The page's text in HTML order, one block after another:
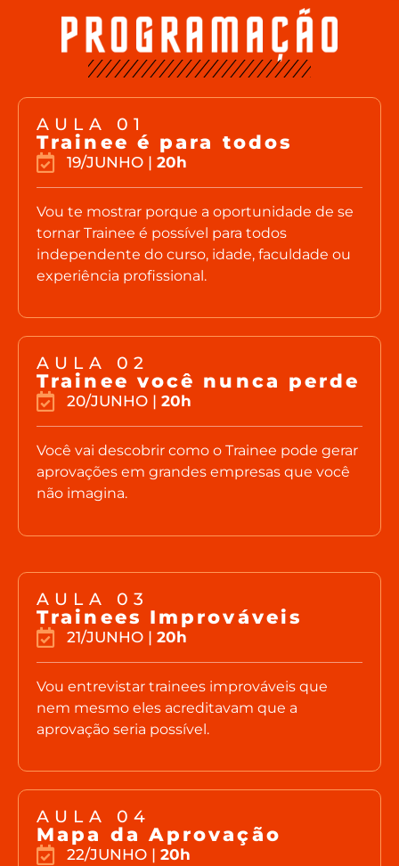
AULA 01
Trainee é para todos
19/JUNHO | 20h
Vou te mostrar porque a oportunidade de se
tornar Trainee é possível para todos
independente do curso, idade, faculdade ou
experiência profissional.
AULA 02
Trainee você nunca perde
20/JUNHO | 20h
Você vai descobrir como o Trainee pode gerar
aprovações em grandes empresas que você
não imagina.
AULA 03
Trainees Improváveis
21/JUNHO | 20h
Vou entrevistar trainees improváveis que
nem mesmo eles acreditavam que a
aprovação seria possível.
AULA 04
Mapa da Aprovação
22/JUNHO | 20h